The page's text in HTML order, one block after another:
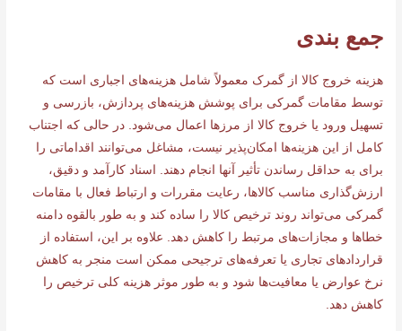
جمع بندی
هزینه‌ خروج کالا از گمرک معمولاً شامل هزینه‌های اجباری است که
توسط مقامات گمرکی برای پوشش هزینه‌های پردازش، بازرسی و
تسهیل ورود یا خروج کالا از مرزها اعمال می‌شود. در حالی که اجتناب
کامل از این هزینه‌ها امکان‌پذیر نیست، مشاغل می‌توانند اقداماتی را
برای به حداقل رساندن تأثیر آنها انجام دهند. اسناد کارآمد و دقیق،
ارزش‌گذاری مناسب کالاها، رعایت مقررات و ارتباط فعال با مقامات
گمرکی می‌تواند روند ترخیص کالا را ساده کند و به طور بالقوه دامنه
خطاها و مجازات‌های مرتبط را کاهش دهد. علاوه بر این، استفاده از
قراردادهای تجاری یا تعرفه‌های ترجیحی ممکن است منجر به کاهش
نرخ عوارض یا معافیت‌ها شود و به طور موثر هزینه کلی ترخیص را
کاهش دهد.